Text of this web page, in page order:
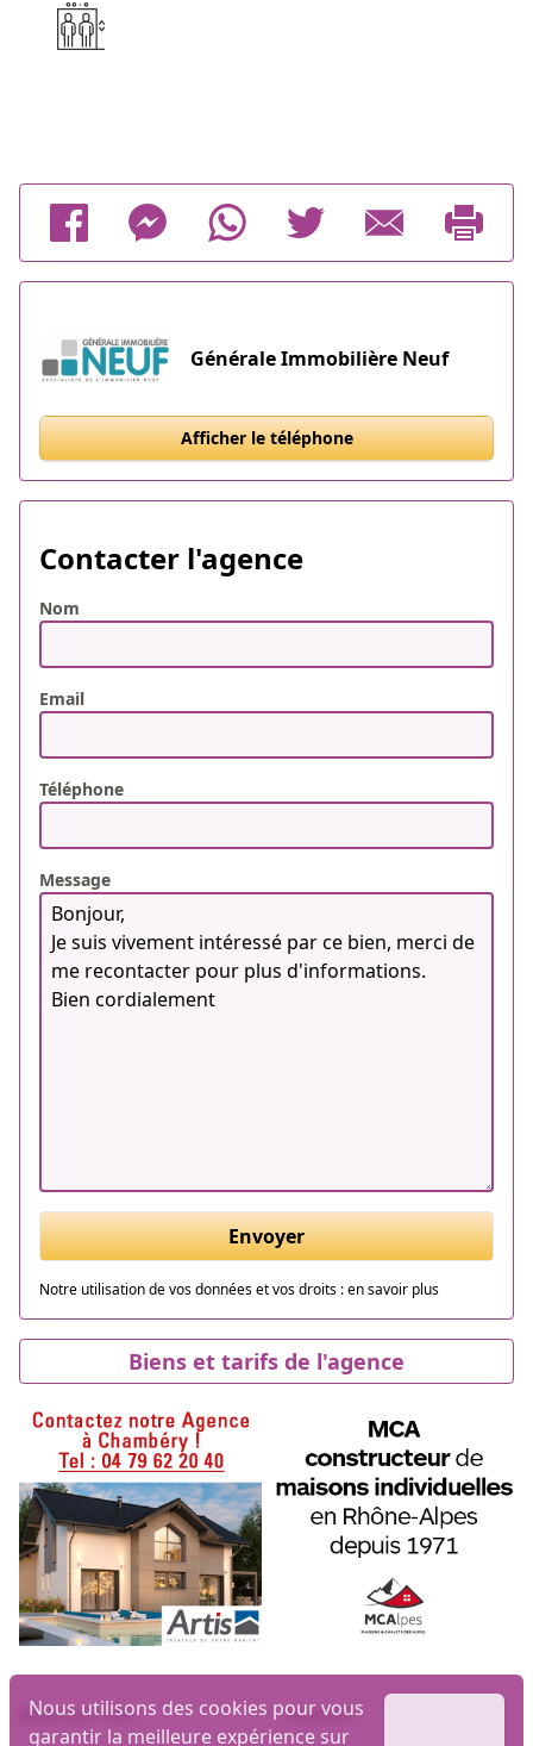
Générale Immobilière Neuf
Afficher le téléphone
Contacter l'agence
Nom
Email
Téléphone
Message
Envoyer
Notre utilisation de vos données et vos droits :en savoir plus
Biens et tarifs de l'agence
Nous utilisons des cookies pour vous
garantir la meilleure expérience sur
Biens par ville Maisons